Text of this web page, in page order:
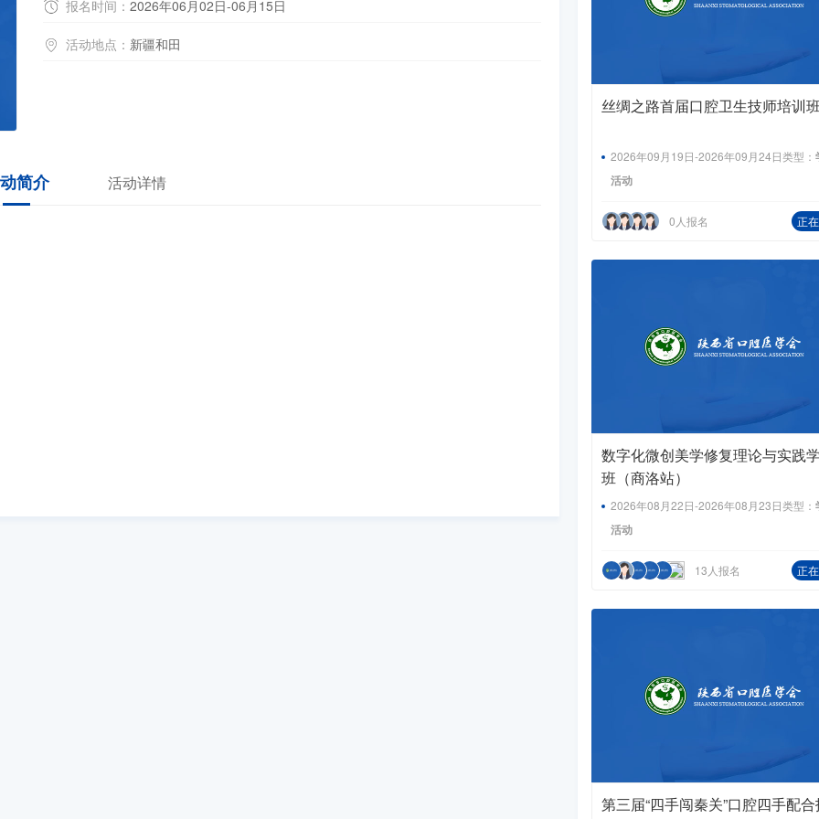
报名时间： 2026年06月02日-06月15日
活动地点： 新疆和田
简介 活动详情
丝绸之路首届口腔卫生技师培训
2026年09月19日-2026年09月24日类型：
活动
0人报名 正
数字化微创美学修复理论与实践
班（商洛站）
2026年08月22日-2026年08月23日类型：
活动
13人报名 正
第三届“四手闯秦关”口腔四手配